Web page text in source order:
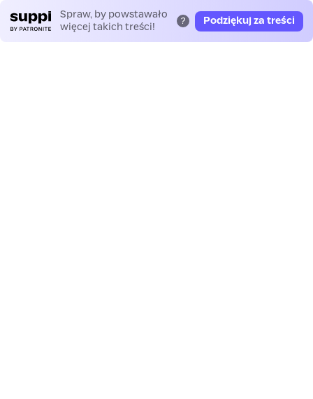
Spraw, by powstawało
więcej takich treści!
? Podziękuj za treści